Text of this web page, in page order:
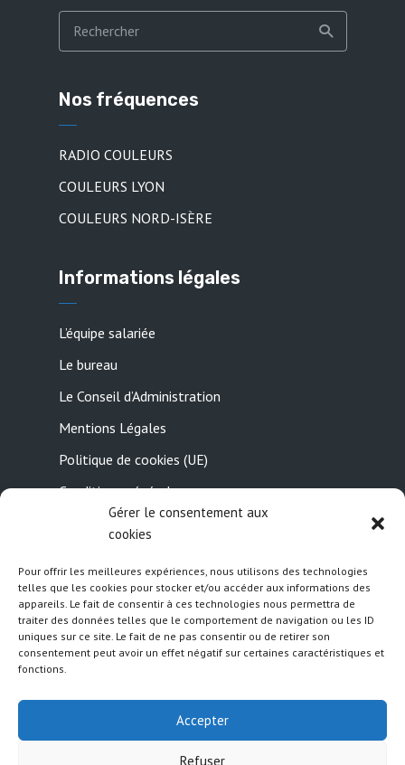
Gérer le consentement aux
cookies
Pour offrir les meilleures expériences, nous utilisons des technologies
telles que les cookies pour stocker et/ou accéder aux informations des
appareils. Le fait de consentir à ces technologies nous permettra de
traiter des données telles que le comportement de navigation ou les ID
uniques sur ce site. Le fait de ne pas consentir ou de retirer son
consentement peut avoir un effet négatif sur certaines caractéristiques et
fonctions.
Accepter
Refuser
Nos fréquences
RADIO COULEURS
COULEURS LYON
COULEURS NORD-ISÈRE
Informations légales
L’équipe salariée
Le bureau
Le Conseil d’Administration
Mentions Légales
Politique de cookies (UE)
Conditions générales
Contactez-nous
Suivez nous